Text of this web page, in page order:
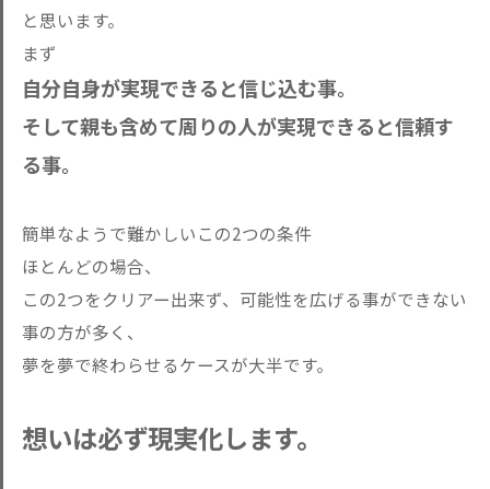
と思います。
まず
自分自身が実現できると信じ込む事。
そして親も含めて周りの人が実現できると信頼す
る事。
簡単なようで難かしいこの2つの条件
ほとんどの場合、
この2つをクリアー出来ず、可能性を広げる事ができない
事の方が多く、
夢を夢で終わらせるケースが大半です。
想いは必ず現実化します。